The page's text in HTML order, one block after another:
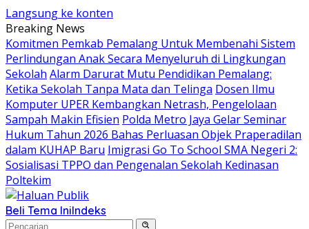
Langsung ke konten
Breaking News
Komitmen Pemkab Pemalang Untuk Membenahi Sistem
Perlindungan Anak Secara Menyeluruh di Lingkungan
Sekolah Alarm Darurat Mutu Pendidikan Pemalang:
Ketika Sekolah Tanpa Mata dan Telinga Dosen Ilmu
Komputer UPER Kembangkan Netrash, Pengelolaan
Sampah Makin Efisien Polda Metro Jaya Gelar Seminar
Hukum Tahun 2026 Bahas Perluasan Objek Praperadilan
dalam KUHAP Baru Imigrasi Go To School SMA Negeri 2:
Sosialisasi TPPO dan Pengenalan Sekolah Kedinasan
Poltekim
Beli Tema IniIndeks